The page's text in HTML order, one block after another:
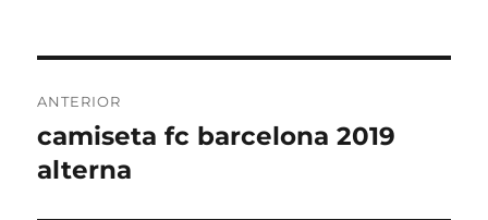
de
entradas
ANTERIOR
Entrada
anterior:
camiseta fc barcelona 2019
alterna